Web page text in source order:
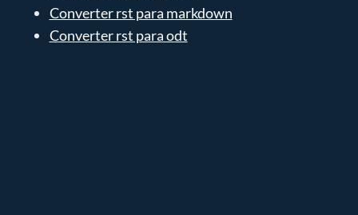
Converter rst para markdown
Converter rst para odt